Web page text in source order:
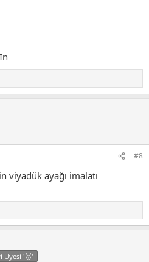
#8
viyadük ayağı imalatı
Üyesi '🥇'